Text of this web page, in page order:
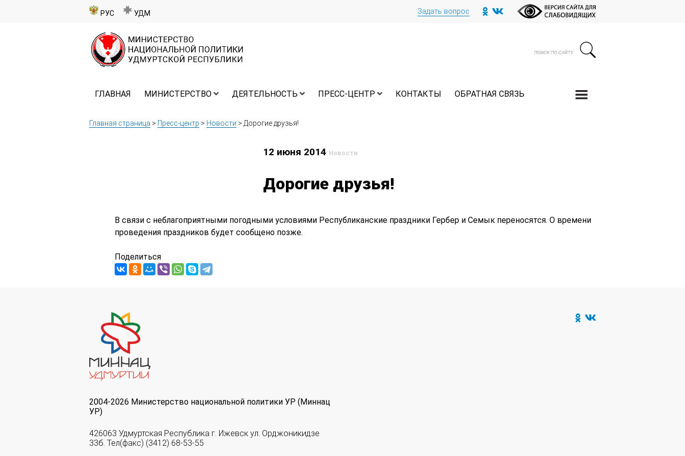
РУС УДМ Задать вопрос
ГЛАВНАЯ МИНИСТЕРСТВО ДЕЯТЕЛЬНОСТЬ ПРЕСС-ЦЕНТР КОНТАКТЫ ОБРАТНАЯ СВЯЗЬ
Главная страница > Пресс-центр > Новости > Дорогие друзья!
12 июня 2014 Новости
Дорогие друзья!
В связи с неблагоприятными погодными условиями Республиканские праздники Гербер и Семык переносятся. О времени
проведения праздников будет сообщено позже.
Поделиться
2004-2026 Министерство национальной политики УР (Миннац
УР)
426063 Удмуртская Республика г. Ижевск ул. Орджоникидзе
33б. Тел(факс) (3412) 68-53-55